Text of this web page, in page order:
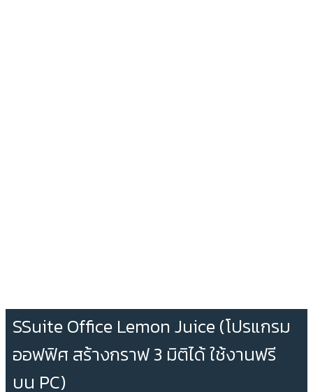
SSuite Office Lemon Juice (โปรแกรม
ออฟฟิศ สร้างกราฟ 3 มิติได้ ใช้งานฟรี
บน PC)